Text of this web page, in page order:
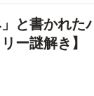
」と書かれた
ー謎解き】